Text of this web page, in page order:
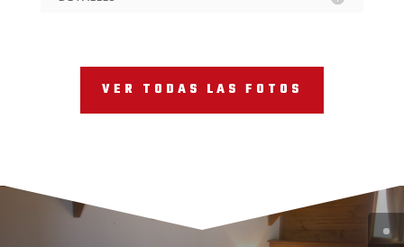
VER TODAS LAS FOTOS